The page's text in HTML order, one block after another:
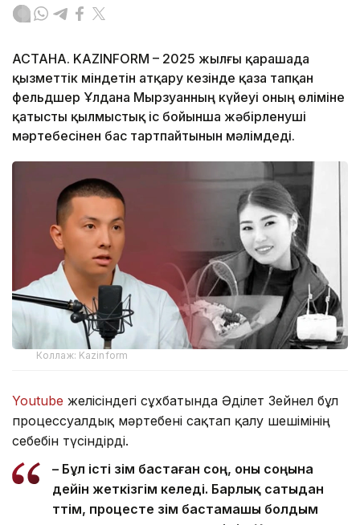
АСТАНА. KAZINFORM – 2025 жылғы қарашада
қызметтік міндетін атқару кезінде қаза тапқан
фельдшер Ұлдана Мырзуанның күйеуі оның өліміне
қатысты қылмыстық іс бойынша жәбірленуші
мәртебесінен бас тартпайтынын мәлімдеді.
Коллаж: Kazinform
Youtube желісіндегі сұхбатында Әділет Зейнел бұл
процессуалдық мәртебені сақтап қалу шешімінің
себебін түсіндірді.
– Бұл істі өзім бастаған соң, оны соңына
дейін жеткізгім келеді. Барлық сатыдан
өттім, процесте өзім бастамашы болдым